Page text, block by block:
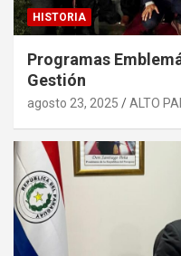
HISTORIA
Programas
Gestión
agosto 23, 2025 ALTO